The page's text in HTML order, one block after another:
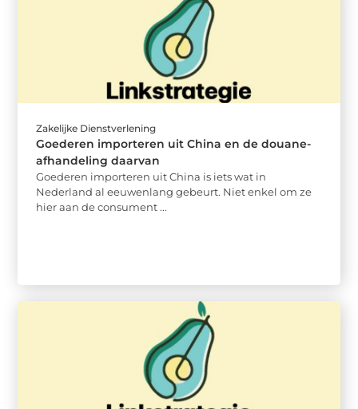
Zakelijke Dienstverlening
Goederen importeren uit China en de douane-
afhandeling daarvan
Goederen importeren uit China is iets wat in
Nederland al eeuwenlang gebeurt. Niet enkel om ze
hier aan de consument ...